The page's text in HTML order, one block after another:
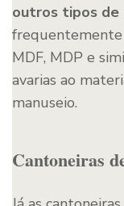
outros tipos de
frequentemente
MDF, MDP e
avarias ao
manuseio.
Cantoneiras